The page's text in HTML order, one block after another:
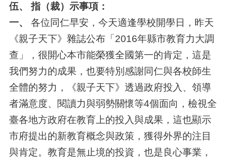
伍、 指（裁）示事項：
一、
各位同仁早安，今天適逢學校開學日，昨天
《親子天下》雜誌公布「2016年縣市教育力大調
查」，很開心本市能榮獲全國第一的肯定，這是
我們努力的成果，也要特別感謝同仁與各校師生
全體的努力，《親子天下》透過政府投入、領導
者滿意度、閱讀力與弱勢關懷等4個面向，檢視全
臺各地方政府在教育上的投入與成果，這也顯示
市府提出的新教育概念與政策，獲得外界的注目
與肯定。教育是無止境的投資，也是良心事業，